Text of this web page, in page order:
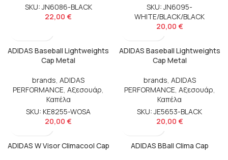
SKU: JN6086-BLACK
22,00 €
SKU: JN6095-
WHITE/BLACK/BLACK
20,00 €
ADIDAS Baseball Lightweights
Cap Metal
brands, ADIDAS
PERFORMANCE, Αξεσουάρ,
Καπέλα
SKU: KE8255-WOSA
20,00 €
ADIDAS Baseball Lightweights
Cap Metal
brands, ADIDAS
PERFORMANCE, Αξεσουάρ,
Καπέλα
SKU: JE5653-BLACK
20,00 €
ADIDAS W Visor Climacool Cap ADIDAS BBall Clima Cap